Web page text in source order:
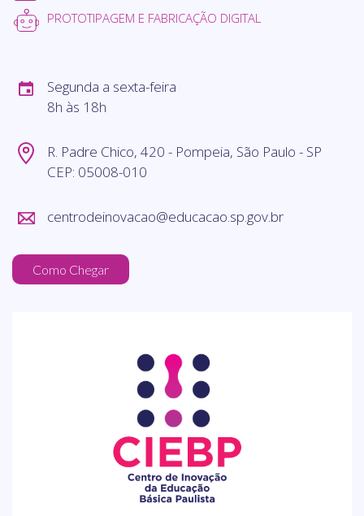
PROTOTIPAGEM E FABRICAÇÃO DIGITAL
Segunda a sexta-feira
8h às 18h
R. Padre Chico, 420 - Pompeia, São Paulo - SP
CEP: 05008-010
centrodeinovacao@educacao.sp.gov.br
Como Chegar